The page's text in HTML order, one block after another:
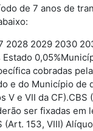
de 7 anos de
2028 2029 2030
Estado
cobradas
e do Município de
V e VII da CF).CBS
ser fixadas em
(Art. 153, VIII)